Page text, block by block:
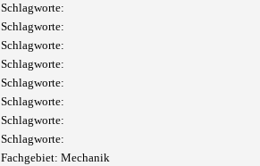
Schlagworte:
Schlagworte:
Schlagworte:
Schlagworte:
Schlagworte:
Schlagworte:
Schlagworte:
Schlagworte:
Fachgebiet: Mechanik